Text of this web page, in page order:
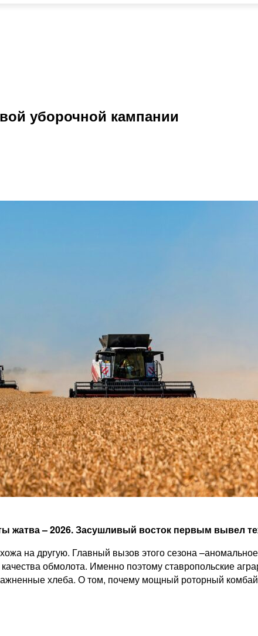
уборочной кампании
жатва – 2026. Засушливый восток первым вывел
на другую. Главный вызов этого сезона
обмолота. Именно поэтому ставропольские
хлеба. О том, почему мощный роторный